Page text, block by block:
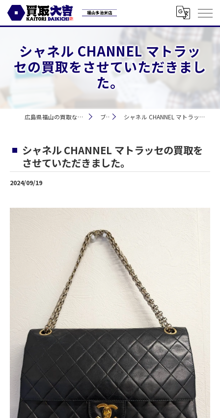
シャネル CHANNEL マトラッ
セの買取をさせていただきまし
た。
広島県福山の買取なら買取大吉 福山多治米店 ブログ シャネル CHANNEL マトラッセの買取をさせていただきました。
シャネル CHANNEL マトラッセの買取を
させていただきました。
2024/09/19